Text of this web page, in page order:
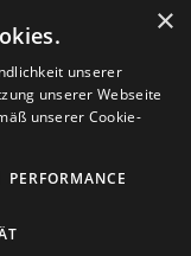
×
unserer
unserer Webseite
unserer Cookie-
PERFORMANCE